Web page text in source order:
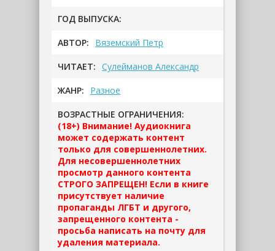
ГОД ВЫПУСКА:
АВТОР: Вяземский Петр
ЧИТАЕТ: Сулейманов Александр
ЖАНР: Разное
ВОЗРАСТНЫЕ ОГРАНИЧЕНИЯ:
(18+) Внимание! Аудиокнига
может содержать контент
только для совершеннолетних.
Для несовершеннолетних
просмотр данного контента
СТРОГО ЗАПРЕЩЕН! Если в книге
присутствует наличие
пропаганды ЛГБТ и другого,
запрещенного контента -
просьба написать на почту для
удаления материала.